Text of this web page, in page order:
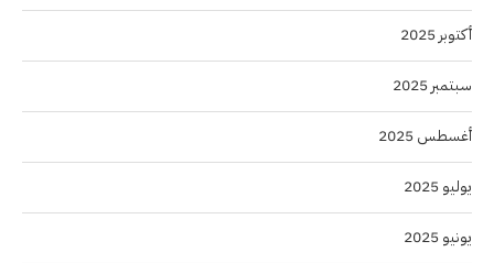
أكتوبر 2025
سبتمبر 2025
أغسطس 2025
يوليو 2025
يونيو 2025